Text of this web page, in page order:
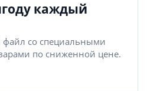
каждый
файл со специальными
по сниженной цене.